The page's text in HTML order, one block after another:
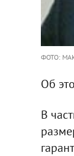
ФОТО:
Об
В